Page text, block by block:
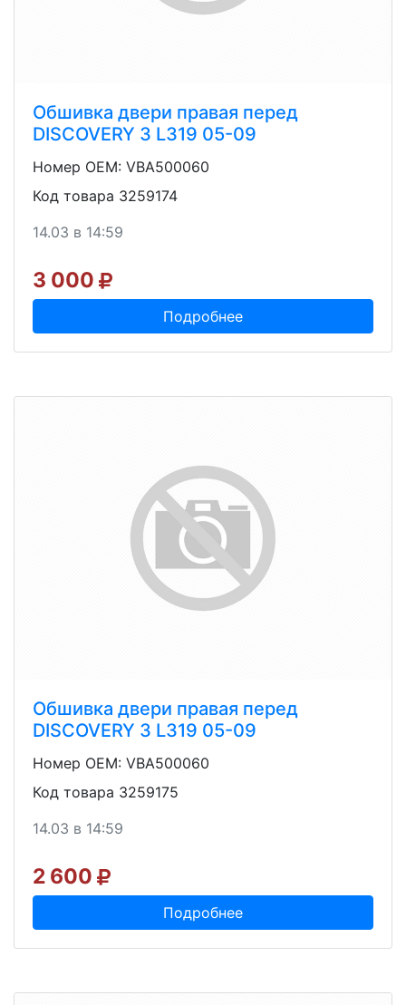
Обшивка двери правая перед
DISCOVERY 3 L319 05-09
Номер OEM: VBA500060
Код товара 3259174
14.03 в 14:59
3 000
Подробнее
Обшивка двери правая перед
DISCOVERY 3 L319 05-09
Номер OEM: VBA500060
Код товара 3259175
14.03 в 14:59
2 600
Подробнее